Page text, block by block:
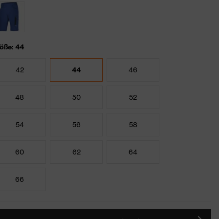
44
42 44 46
48 50 52
54 56 58
60 62 64
66